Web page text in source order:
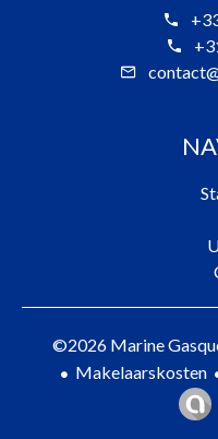
©2026 Marine
Makelaarskosten